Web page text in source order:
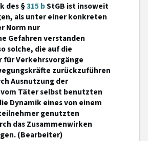
des §315 bStGB ist insoweit
als unter einer konkreten
Norm nur
Gefahren verstanden
solche, die auf die
für Verkehrsvorgänge
zurückzuführen
Ausnutzung der
Täter selbst benutzten
Dynamik eines von einem
genutzten
das Zusammenwirken
(Bearbeiter)